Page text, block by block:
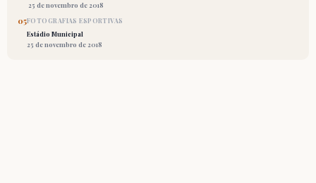
25 de novembro de 2018
05FOTOGRAFIAS ESPORTIVAS
Estádio Municipal
25 de novembro de 2018